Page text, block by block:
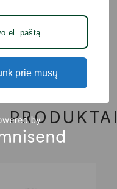
PRODUKTAI
prie mūsų